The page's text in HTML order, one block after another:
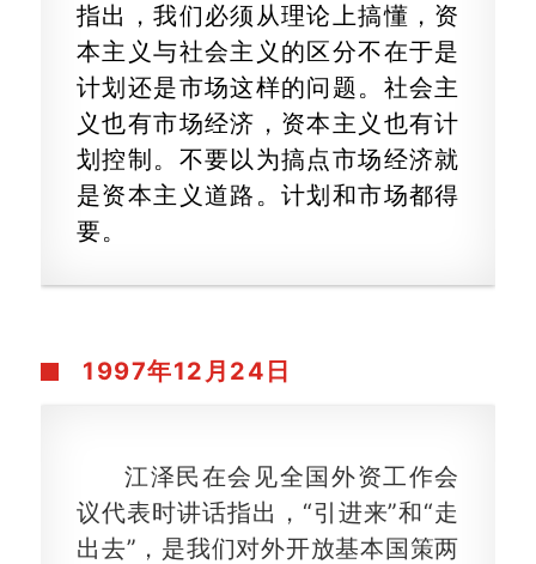
指出，我们必须从理论上搞懂，资
本主义与社会主义的区分不在于是
计划还是市场这样的问题。社会主
义也有市场经济，资本主义也有计
划控制。不要以为搞点市场经济就
是资本主义道路。计划和市场都得
要。
1997年12月24日
江泽民在会见全国外资工作会
议代表时讲话指出，“引进来”和“走
出去”，是我们对外开放基本国策两